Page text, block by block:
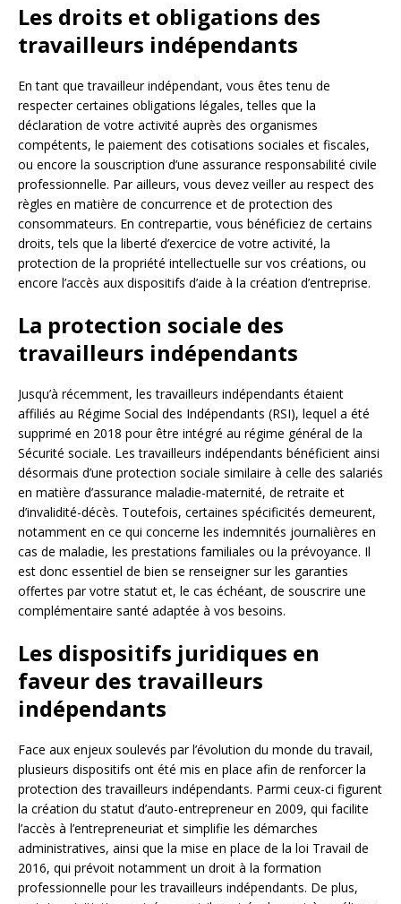
Les droits et obligations des
travailleurs indépendants
En tant que travailleur indépendant, vous êtes tenu de
respecter certaines obligations légales, telles que la
déclaration de votre activité auprès des organismes
compétents, le paiement des cotisations sociales et fiscales,
ou encore la souscription d’une assurance responsabilité civile
professionnelle. Par ailleurs, vous devez veiller au respect des
règles en matière de concurrence et de protection des
consommateurs. En contrepartie, vous bénéficiez de certains
droits, tels que la liberté d’exercice de votre activité, la
protection de la propriété intellectuelle sur vos créations, ou
encore l’accès aux dispositifs d’aide à la création d’entreprise.
La protection sociale des
travailleurs indépendants
Jusqu’à récemment, les travailleurs indépendants étaient
affiliés au Régime Social des Indépendants (RSI), lequel a été
supprimé en 2018 pour être intégré au régime général de la
Sécurité sociale. Les travailleurs indépendants bénéficient ainsi
désormais d’une protection sociale similaire à celle des salariés
en matière d’assurance maladie-maternité, de retraite et
d’invalidité-décès. Toutefois, certaines spécificités demeurent,
notamment en ce qui concerne les indemnités journalières en
cas de maladie, les prestations familiales ou la prévoyance. Il
est donc essentiel de bien se renseigner sur les garanties
offertes par votre statut et, le cas échéant, de souscrire une
complémentaire santé adaptée à vos besoins.
Les dispositifs juridiques en
faveur des travailleurs
indépendants
Face aux enjeux soulevés par l’évolution du monde du travail,
plusieurs dispositifs ont été mis en place afin de renforcer la
protection des travailleurs indépendants. Parmi ceux-ci figurent
la création du statut d’auto-entrepreneur en 2009, qui facilite
l’accès à l’entrepreneuriat et simplifie les démarches
administratives, ainsi que la mise en place de la loi Travail de
2016, qui prévoit notamment un droit à la formation
professionnelle pour les travailleurs indépendants. De plus,